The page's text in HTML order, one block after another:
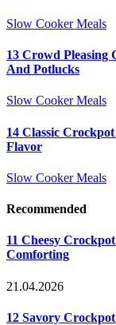
Slow Cooker Meals
13 Crowd Pleasing
And Potlucks
Slow Cooker Meals
14 Classic
Flavor
Slow Cooker Meals
Recommended
11 Cheesy
Comforting
21.04.2026
12 Savory